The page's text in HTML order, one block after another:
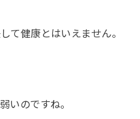
て健康とはいえません。
いのですね。